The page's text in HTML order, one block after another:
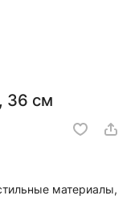
36 см
материалы,